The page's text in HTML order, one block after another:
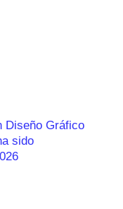
Diseño Gráfico
sido